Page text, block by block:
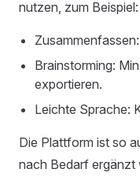
nutzen, zum Beispiel:
Brainstorming:
exportieren.
Leichte Sprache:
Die Plattform ist so
nach Bedarf ergänzt